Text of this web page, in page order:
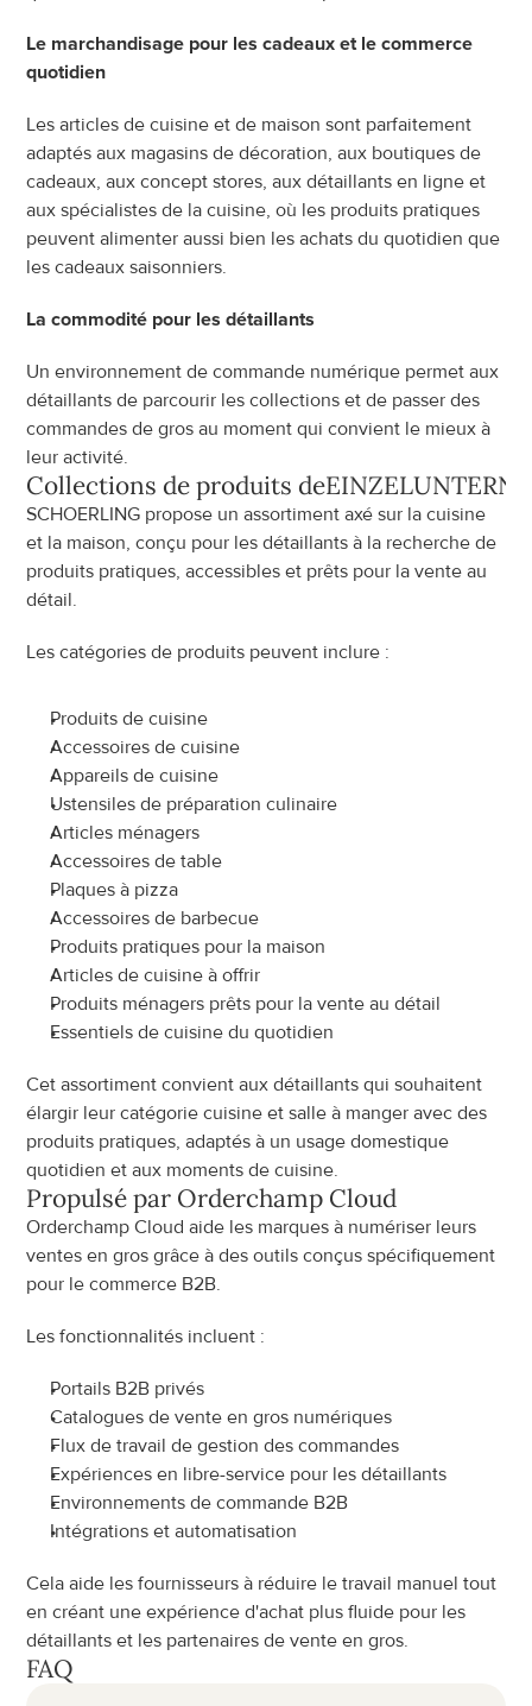
Le marchandisage pour les cadeaux et le commerce
quotidien
Les articles de cuisine et de maison sont parfaitement
adaptés aux magasins de décoration, aux boutiques de
cadeaux, aux concept stores, aux détaillants en ligne et
aux spécialistes de la cuisine, où les produits pratiques
peuvent alimenter aussi bien les achats du quotidien que
les cadeaux saisonniers.
La commodité pour les détaillants
Un environnement de commande numérique permet aux
détaillants de parcourir les collections et de passer des
commandes de gros au moment qui convient le mieux à
leur activité.
Collections de produits de
SCHOERLING propose un assortiment axé sur la cuisine
et la maison, conçu pour les détaillants à la recherche de
produits pratiques, accessibles et prêts pour la vente au
détail.
Les catégories de produits peuvent inclure :
Produits de cuisine
Accessoires de cuisine
Appareils de cuisine
Ustensiles de préparation culinaire
Articles ménagers
Accessoires de table
Plaques à pizza
Accessoires de barbecue
Produits pratiques pour la maison
Articles de cuisine à offrir
Produits ménagers prêts pour la vente au détail
Essentiels de cuisine du quotidien
Cet assortiment convient aux détaillants qui souhaitent
élargir leur catégorie cuisine et salle à manger avec des
produits pratiques, adaptés à un usage domestique
quotidien et aux moments de cuisine.
Propulsé par Orderchamp Cloud
Orderchamp Cloud aide les marques à numériser leurs
ventes en gros grâce à des outils conçus spécifiquement
pour le commerce B2B.
Les fonctionnalités incluent :
Portails B2B privés
Catalogues de vente en gros numériques
Flux de travail de gestion des commandes
Expériences en libre-service pour les détaillants
Environnements de commande B2B
Intégrations et automatisation
Cela aide les fournisseurs à réduire le travail manuel tout
en créant une expérience d'achat plus fluide pour les
détaillants et les partenaires de vente en gros.
FAQ